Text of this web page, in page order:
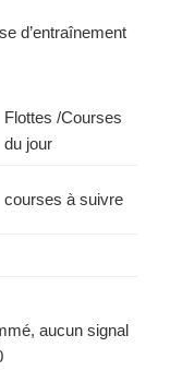
d’entraînement
Flottes /Courses
du jour
courses à suivre
aucun signal